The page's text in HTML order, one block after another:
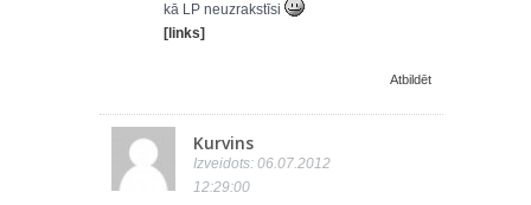
kā LP neuzrakstīsi
[links]
Atbildēt
Kurvins
Izveidots: 06.07.2012
12:29:00